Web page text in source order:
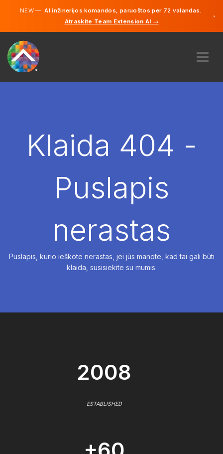
NEW —AI inžinerijos komandos, paruoštos per 72 valandas.
Atraskite Team Extension AI →
×
SAMDYTI
Anglų
Klaida 404 -
Puslapis
nerastas
Puslapis, kurio ieškote nerastas, jei jūs manote, kad tai gali būti
klaida, susisiekite su mumis.
2008
ESTABLISHED